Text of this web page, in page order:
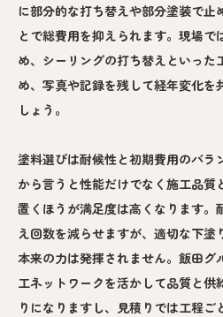
に部分的な打ち替えや部分塗装で止
とで総費用を抑えられます。現場で
め、シーリングの打ち替えといった
め、写真や記録を残して経年変化を
しょう。
塗料選びは耐候性と初期費用のバラ
から言うと性能だけでなく施工品質
置くほうが満足度は高くなります。
え回数を減らせますが、適切な下
本来の力は発揮されません。飯田グ
工ネットワークを活かして品質と供
りになりますし、見積りでは工程